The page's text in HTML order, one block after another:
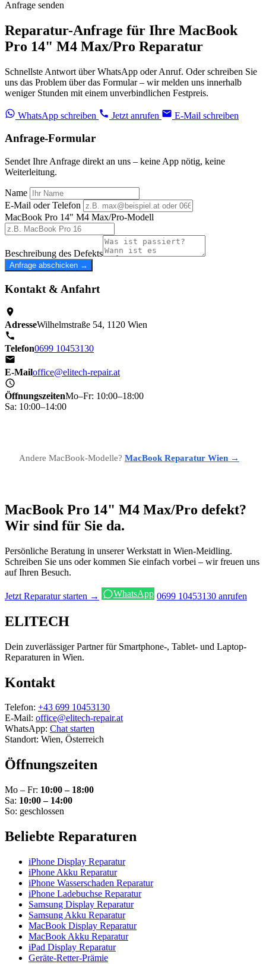
Anfrage senden
Reparatur-Anfrage für Ihre MacBook
Pro 14" M4 Max/Pro Reparatur
Schnellste Antwort über WhatsApp oder Anruf. Oder schreiben Sie
uns das Problem über das Formular – wir melden uns innerhalb
weniger Stunden mit einem unverbindlichen Festpreis.
WhatsApp schreiben Jetzt anrufen E-Mail schreiben
Anfrage-Formular
Sendet Ihre Anfrage direkt an uns – keine App nötig, keine
Weiterleitung.
Name
E-Mail oder Telefon
MacBook Pro 14" M4 Max/Pro-Modell
Beschreibung des Defekts
Anfrage abschicken →
Kontakt & Anfahrt
AdresseWilhelmstraße 54, 1120 Wien
Telefon0699 10453130
E-Mailoffice@elitech-repair.at
ÖffnungszeitenMo–Fr: 10:00–18:00
Sa: 10:00–14:00
Andere MacBook-Modelle? MacBook Reparatur Wien →
MacBook Pro 14" M4 Max/Pro defekt?
Wir sind für Sie da.
Persönliche Beratung in unserer Werkstatt in Wien-Meidling.
Schreiben Sie uns oder kommen Sie einfach vorbei – wir freuen uns
auf Ihren Besuch.
Jetzt Reparatur starten → WhatsApp 0699 10453130 anrufen
ELITECH
Dein zuverlässiger Partner für Smartphone-, Tablet- und Laptop-
Reparaturen in Wien.
Kontakt
Telefon: +43 699 10453130
E-Mail: office@elitech-repair.at
WhatsApp: Chat starten
Standort: Wien, Österreich
Öffnungszeiten
Mo – Fr: 10:00 – 18:00
Sa: 10:00 – 14:00
So: geschlossen
Beliebte Reparaturen
iPhone Display Reparatur
iPhone Akku Reparatur
iPhone Wasserschaden Reparatur
iPhone Ladebuchse Reparatur
Samsung Display Reparatur
Samsung Akku Reparatur
MacBook Display Reparatur
MacBook Akku Reparatur
iPad Display Reparatur
Geräte-Retter-Prämie